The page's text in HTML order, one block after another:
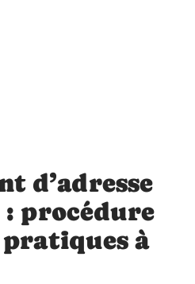
d’adresse
procédure
à